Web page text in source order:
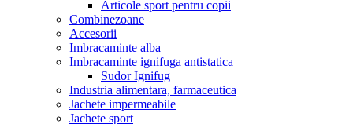
Articole sport pentru copii
Combinezoane
Accesorii
Imbracaminte alba
Imbracaminte ignifuga antistatica
Sudor Ignifug
Industria alimentara, farmaceutica
Jachete impermeabile
Jachete sport